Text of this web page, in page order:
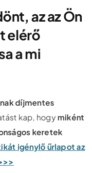
az az Ön
elérő
a mi
díjmentes
kap, hogymiként
keretek
igénylő űrlapot az